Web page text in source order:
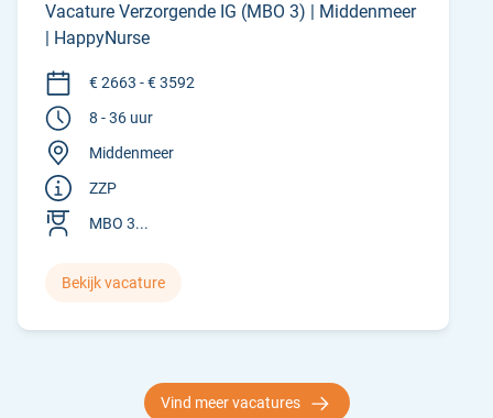
Vacature Verzorgende IG (MBO 3) | Middenmeer
| HappyNurse
€ 2663 - € 3592
8 - 36 uur
Middenmeer
ZZP
MBO 3...
Bekijk vacature
Vind meer vacatures